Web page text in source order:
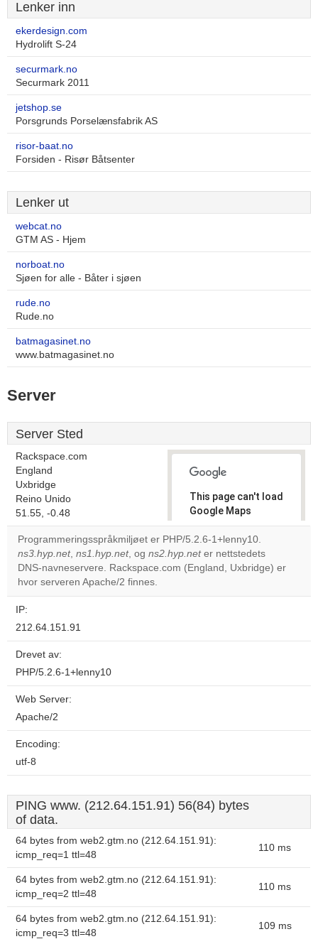
Lenker inn
ekerdesign.com
Hydrolift S-24
securmark.no
Securmark 2011
jetshop.se
Porsgrunds Porselænsfabrik AS
risor-baat.no
Forsiden - Risør Båtsenter
Lenker ut
webcat.no
GTM AS - Hjem
norboat.no
Sjøen for alle - Båter i sjøen
rude.no
Rude.no
batmagasinet.no
www.batmagasinet.no
Server
Server Sted
Rackspace.com
England
Uxbridge
Reino Unido
51.55, -0.48
This page can't load
Google Maps
correctly.
Do you
own this
OK
Programmeringsspråkmiljøet er PHP/5.2.6-1+lenny10.
ns3.hyp.net, ns1.hyp.net, og ns2.hyp.neter nettstedets
DNS-navneservere. Rackspace.com (England, Uxbridge) er
hvor serveren Apache/2 finnes.
IP:
212.64.151.91
Drevet av:
PHP/5.2.6-1+lenny10
Web Server:
Apache/2
Encoding:
utf-8
PING www. (212.64.151.91) 56(84) bytes
of data.
64 bytes from web2.gtm.no (212.64.151.91):
icmp_req=1 ttl=48
110 ms
64 bytes from web2.gtm.no (212.64.151.91):
icmp_req=2 ttl=48
110 ms
64 bytes from web2.gtm.no (212.64.151.91):
icmp_req=3 ttl=48
109 ms